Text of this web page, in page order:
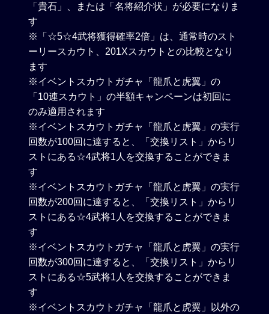
「貴石」、または「名将紹介状」が必要になりま
す
※「☆5☆4武将獲得確率2倍」は、通常時のスト
ーリースカウト、201Xスカウトとの比較となり
ます
※イベントスカウトガチャ「龍爪と虎翼」の
「10連スカウト」の半額キャンペーンは初回に
のみ適用されます
※イベントスカウトガチャ「龍爪と虎翼」の実行
回数が100回に達すると、「交換リスト」からリ
ストにある☆4武将1人を交換することができま
す
※イベントスカウトガチャ「龍爪と虎翼」の実行
回数が200回に達すると、「交換リスト」からリ
ストにある☆4武将1人を交換することができま
す
※イベントスカウトガチャ「龍爪と虎翼」の実行
回数が300回に達すると、「交換リスト」からリ
ストにある☆5武将1人を交換することができま
す
※イベントスカウトガチャ「龍爪と虎翼」以外の